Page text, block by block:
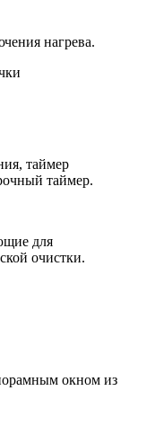
нагрева.
таймер
таймер.
для
очистки.
окном из